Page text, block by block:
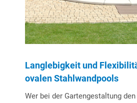
Langlebigkeit und
ovalen Stahlwandpools
Wer bei der Gartengestaltung